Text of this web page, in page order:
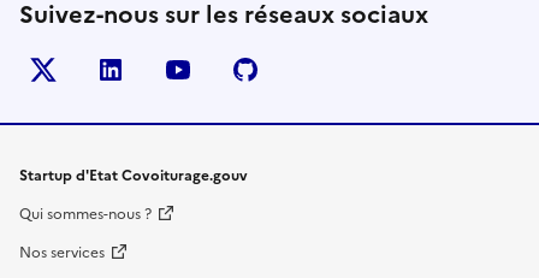
Suivez-nous sur les réseaux sociaux
Twitter
- nouvelle fenêtre
LinkedIn
- nouvelle fenêtre
YouTube
- nouvelle fenêtre
- nouvelle fenêtre
Startup d'Etat Covoiturage.gouv
Qui sommes-nous ?
Nos services